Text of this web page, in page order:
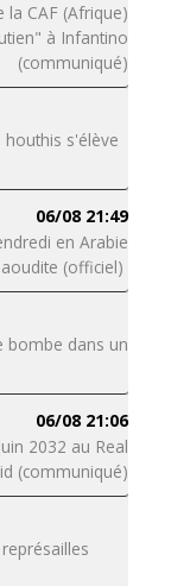
la CAF (Afrique)
à Infantino
(communiqué)
houthis s'élève
06/08 21:49
en Arabie
(officiel)
bombe dans un
06/08 21:06
2032 au Real
(communiqué)